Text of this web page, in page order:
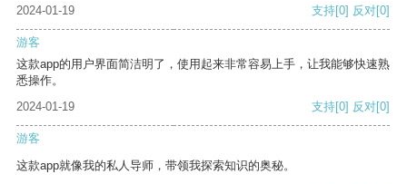
2024-01-19
支持[0] 反对[0]
游客
这款app的用户界面简洁明了，使用起来非常容易上手，让我能够快速熟
悉操作。
2024-01-19
支持[0] 反对[0]
游客
这款app就像我的私人导师，带领我探索知识的奥秘。